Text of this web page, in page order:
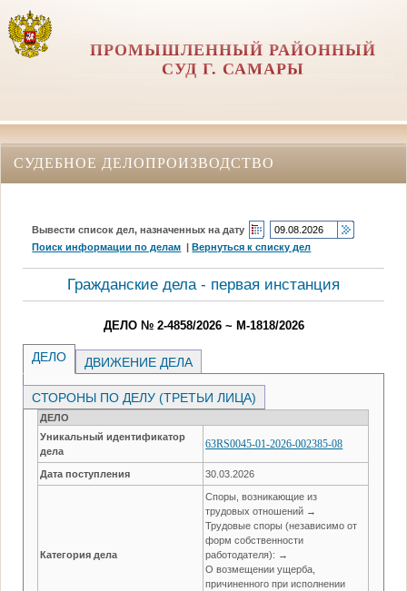
ПРОМЫШЛЕННЫЙ РАЙОННЫЙ
СУД Г. САМАРЫ
СУДЕБНОЕ ДЕЛОПРОИЗВОДСТВО
Вывести список дел, назначенных на дату
Поиск информации по делам |Вернуться к списку дел
Гражданские дела - первая инстанция
ДЕЛО № 2-4858/2026 ~ М-1818/2026
ДЕЛО ДВИЖЕНИЕ ДЕЛА
СТОРОНЫ ПО ДЕЛУ (ТРЕТЬИ ЛИЦА)
ДЕЛО
Уникальный идентификатор
дела
63RS0045-01-2026-002385-08
Дата поступления 30.03.2026
Категория дела
Споры, возникающие из
трудовых отношений →
Трудовые споры (независимо от
форм собственности
работодателя): →
О возмещении ущерба,
причиненного при исполнении